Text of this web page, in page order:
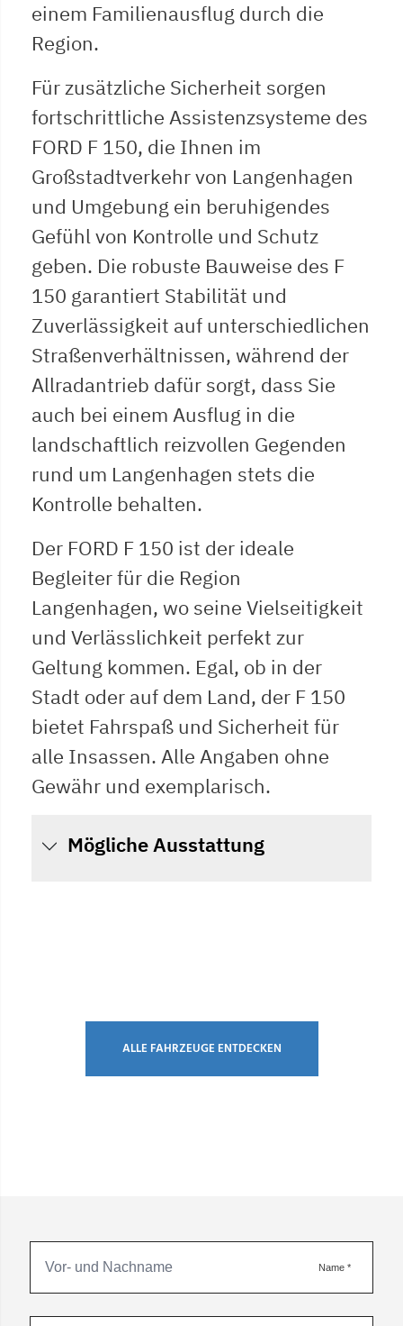
einem Familienausflug durch die
Region.
Für zusätzliche Sicherheit sorgen
fortschrittliche Assistenzsysteme des
FORD F 150, die Ihnen im
Großstadtverkehr von Langenhagen
und Umgebung ein beruhigendes
Gefühl von Kontrolle und Schutz
geben. Die robuste Bauweise des F
150 garantiert Stabilität und
Zuverlässigkeit auf unterschiedlichen
Straßenverhältnissen, während der
Allradantrieb dafür sorgt, dass Sie
auch bei einem Ausflug in die
landschaftlich reizvollen Gegenden
rund um Langenhagen stets die
Kontrolle behalten.
Der FORD F 150 ist der ideale
Begleiter für die Region
Langenhagen, wo seine Vielseitigkeit
und Verlässlichkeit perfekt zur
Geltung kommen. Egal, ob in der
Stadt oder auf dem Land, der F 150
bietet Fahrspaß und Sicherheit für
alle Insassen. Alle Angaben ohne
Gewähr und exemplarisch.
Mögliche Ausstattung
ALLE FAHRZEUGE ENTDECKEN
Name *